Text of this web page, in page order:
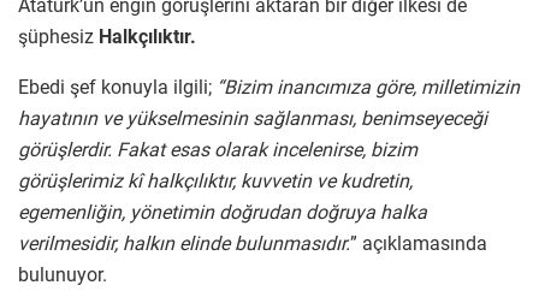
Atatürk’ün engin görüşlerini aktaran bir diğer ilkesi de
şüphesiz Halkçılıktır.
Ebedi şef konuyla ilgili; “Bizim inancımıza göre, milletimizin
hayatının ve yükselmesinin sağlanması, benimseyeceği
görüşlerdir. Fakat esas olarak incelenirse, bizim
görüşlerimiz kî halkçılıktır, kuvvetin ve kudretin,
egemenliğin, yönetimin doğrudan doğruya halka
verilmesidir, halkın elinde bulunmasıdır.” açıklamasında
bulunuyor.